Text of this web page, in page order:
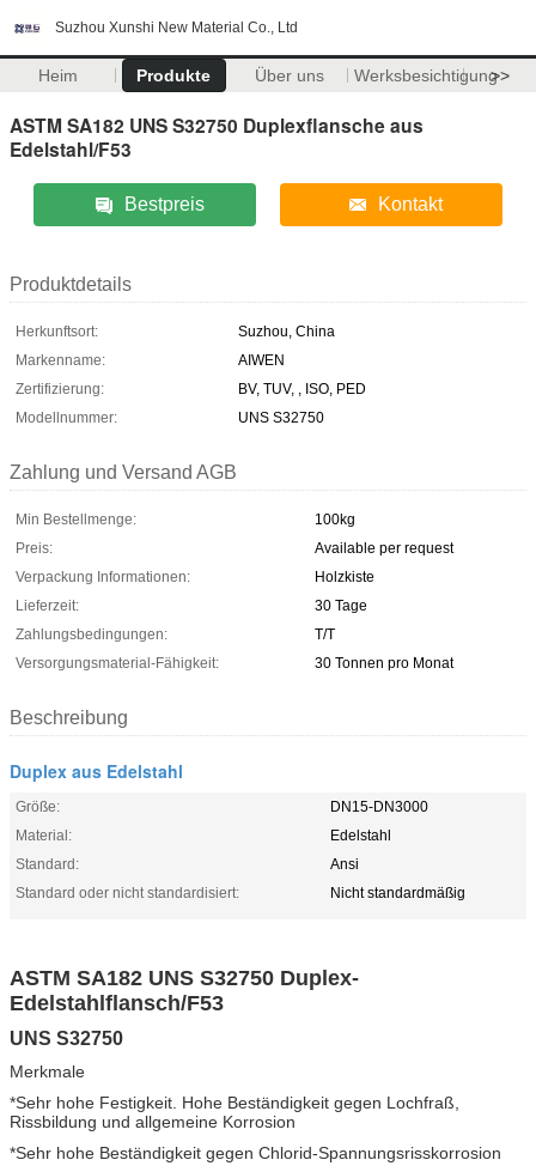
Suzhou Xunshi New Material Co., Ltd
Heim Produkte Über uns Werksbesichtigung>>
ASTM SA182 UNS S32750 Duplexflansche aus
Edelstahl/F53
Bestpreis Kontakt
Produktdetails
Herkunftsort:
Suzhou, China
Markenname:
AIWEN
Zertifizierung:
BV, TUV, , ISO, PED
Modellnummer:
UNS S32750
Zahlung und Versand AGB
Min Bestellmenge:
100kg
Preis:
Available per request
Verpackung Informationen:
Holzkiste
Lieferzeit:
30 Tage
Zahlungsbedingungen:
T/T
Versorgungsmaterial-Fähigkeit:
30 Tonnen pro Monat
Beschreibung
Duplex aus Edelstahl
Größe:
DN15-DN3000
Material:
Edelstahl
Standard:
Ansi
Standard oder nicht standardisiert:
Nicht standardmäßig
ASTM SA182 UNS S32750 Duplex-
Edelstahlflansch/F53
UNS S32750
Merkmale
*Sehr hohe Festigkeit. Hohe Beständigkeit gegen Lochfraß,
Rissbildung und allgemeine Korrosion
*Sehr hohe Beständigkeit gegen Chlorid-Spannungsrisskorrosion